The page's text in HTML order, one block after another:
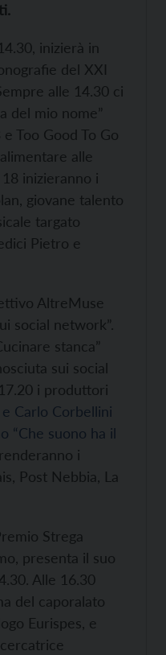
inizierà in
del XXI
alle 14.30 ci
del mio nome”
Too Good To Go
alle
18 inizieranno i
giovane talento
targato
Pietro e
AltreMuse
social network”.
stanca”
sui social
i produttori
Carlo Corbellini
“Che suono ha il
i
Post Nebbia, La
Strega
presenta il suo
Alle 16.30
del caporalato
Eurispes, e